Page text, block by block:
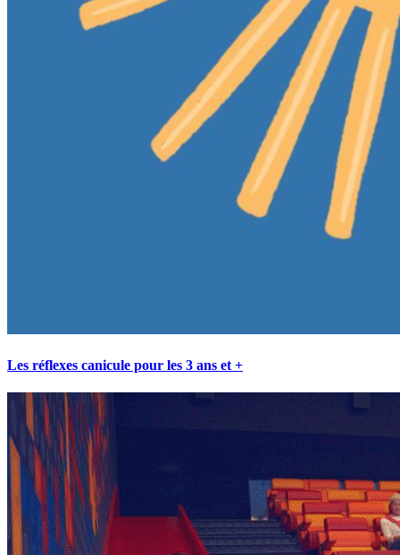
Les réflexes canicule pour les 3 ans et +